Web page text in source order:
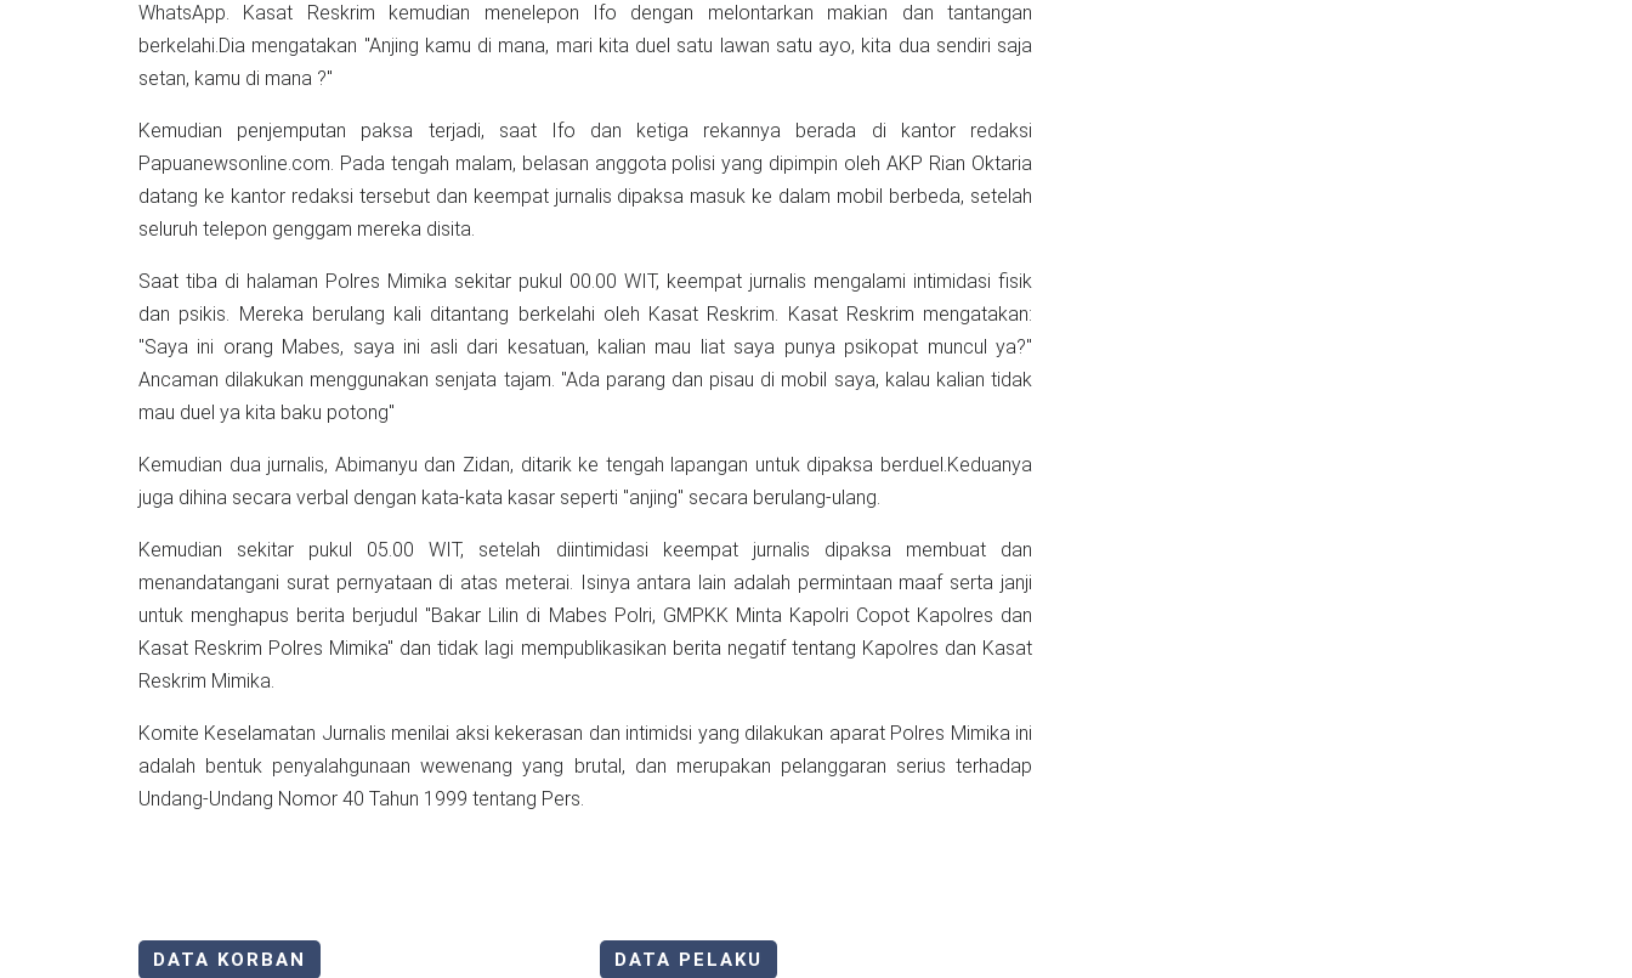
WhatsApp. Kasat Reskrim kemudian menelepon Ifo dengan melontarkan makian dan tantangan
berkelahi.Dia mengatakan "Anjing kamu di mana, mari kita duel satu lawan satu ayo, kita dua sendiri saja
setan, kamu di mana ?"
Kemudian penjemputan paksa terjadi, saat Ifo dan ketiga rekannya berada di kantor redaksi
Papuanewsonline.com. Pada tengah malam, belasan anggota polisi yang dipimpin oleh AKP Rian Oktaria
datang ke kantor redaksi tersebut dan keempat jurnalis dipaksa masuk ke dalam mobil berbeda, setelah
seluruh telepon genggam mereka disita.
Saat tiba di halaman Polres Mimika sekitar pukul 00.00 WIT, keempat jurnalis mengalami intimidasi fisik
dan psikis. Mereka berulang kali ditantang berkelahi oleh Kasat Reskrim. Kasat Reskrim mengatakan:
"Saya ini orang Mabes, saya ini asli dari kesatuan, kalian mau liat saya punya psikopat muncul ya?"
Ancaman dilakukan menggunakan senjata tajam. "Ada parang dan pisau di mobil saya, kalau kalian tidak
mau duel ya kita baku potong"
Kemudian dua jurnalis, Abimanyu dan Zidan, ditarik ke tengah lapangan untuk dipaksa berduel.Keduanya
juga dihina secara verbal dengan kata-kata kasar seperti "anjing" secara berulang-ulang.
Kemudian sekitar pukul 05.00 WIT, setelah diintimidasi keempat jurnalis dipaksa membuat dan
menandatangani surat pernyataan di atas meterai. Isinya antara lain adalah permintaan maaf serta janji
untuk menghapus berita berjudul "Bakar Lilin di Mabes Polri, GMPKK Minta Kapolri Copot Kapolres dan
Kasat Reskrim Polres Mimika" dan tidak lagi mempublikasikan berita negatif tentang Kapolres dan Kasat
Reskrim Mimika.
Komite Keselamatan Jurnalis menilai aksi kekerasan dan intimidsi yang dilakukan aparat Polres Mimika ini
adalah bentuk penyalahgunaan wewenang yang brutal, dan merupakan pelanggaran serius terhadap
Undang-Undang Nomor 40 Tahun 1999 tentang Pers.
DATA KORBAN DATA PELAKU